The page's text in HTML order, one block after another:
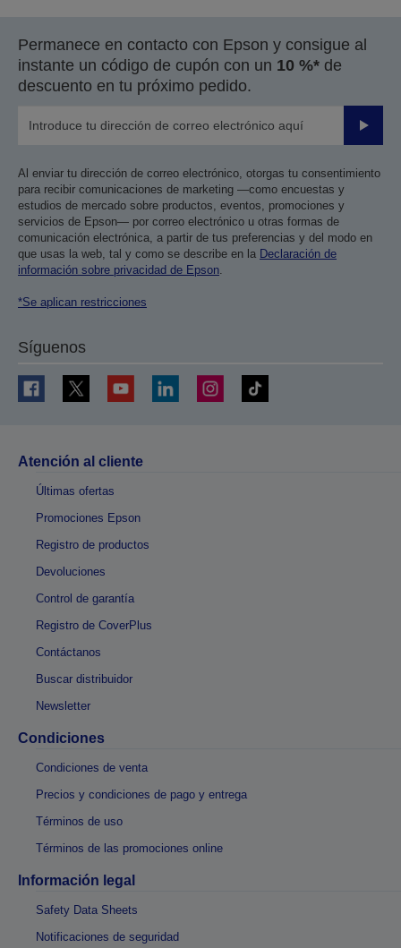
Permanece en contacto con Epson y consigue al
instante un código de cupón con un 10 %* de
descuento en tu próximo pedido.
Enviar
Al enviar tu dirección de correo electrónico, otorgas tu consentimiento
para recibir comunicaciones de marketing —como encuestas y
estudios de mercado sobre productos, eventos, promociones y
servicios de Epson— por correo electrónico u otras formas de
comunicación electrónica, a partir de tus preferencias y del modo en
que usas la web, tal y como se describe en la Declaración de
información sobre privacidad de Epson.
*Se aplican restricciones
Síguenos
Atención al cliente
Últimas ofertas
Promociones Epson
Registro de productos
Devoluciones
Control de garantía
Registro de CoverPlus
Contáctanos
Buscar distribuidor
Newsletter
Condiciones
Condiciones de venta
Precios y condiciones de pago y entrega
Términos de uso
Términos de las promociones online
Información legal
Safety Data Sheets
Notificaciones de seguridad